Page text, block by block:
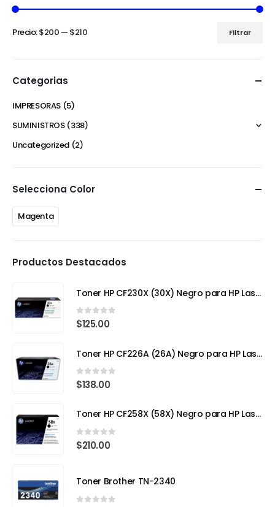
Filtrar
Precio:$200 — $210
Categorias
IMPRESORAS (5)
SUMINISTROS (338)
Uncategorized (2)
Selecciona Color
Magenta
Productos Destacados
Toner HP CF230X (30X) Negro para HP LaserJet Pro
0out of 5
$125.00
Toner HP CF226A (26A) Negro para HP LaserJet Pro M402
0out of 5
$138.00
Toner HP CF258X (58X) Negro para HP LaserJet Pro
0out of 5
$210.00
Toner Brother TN-2340